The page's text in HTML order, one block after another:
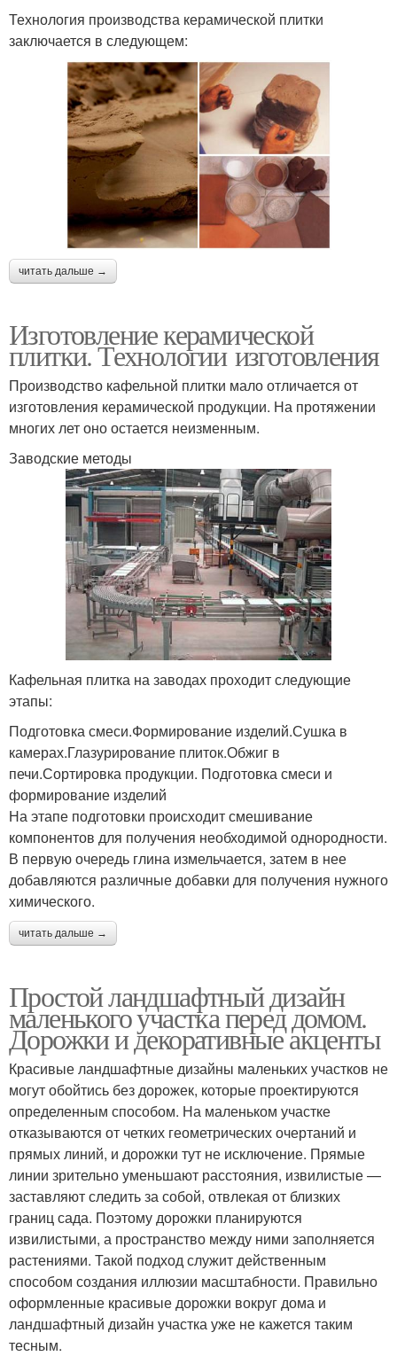
Технология производства керамической плитки
заключается в следующем:
читать дальше →
Изготовление керамической
плитки. Технологии изготовления
Производство кафельной плитки мало отличается от
изготовления керамической продукции. На протяжении
многих лет оно остается неизменным.
Заводские методы
Кафельная плитка на заводах проходит следующие
этапы:
Подготовка смеси.Формирование изделий.Сушка в
камерах.Глазурирование плиток.Обжиг в
печи.Сортировка продукции. Подготовка смеси и
формирование изделий
На этапе подготовки происходит смешивание
компонентов для получения необходимой однородности.
В первую очередь глина измельчается, затем в нее
добавляются различные добавки для получения нужного
химического.
читать дальше →
Простой ландшафтный дизайн
маленького участка перед домом.
Дорожки и декоративные акценты
Красивые ландшафтные дизайны маленьких участков не
могут обойтись без дорожек, которые проектируются
определенным способом. На маленьком участке
отказываются от четких геометрических очертаний и
прямых линий, и дорожки тут не исключение. Прямые
линии зрительно уменьшают расстояния, извилистые —
заставляют следить за собой, отвлекая от близких
границ сада. Поэтому дорожки планируются
извилистыми, а пространство между ними заполняется
растениями. Такой подход служит действенным
способом создания иллюзии масштабности. Правильно
оформленные красивые дорожки вокруг дома и
ландшафтный дизайн участка уже не кажется таким
тесным.